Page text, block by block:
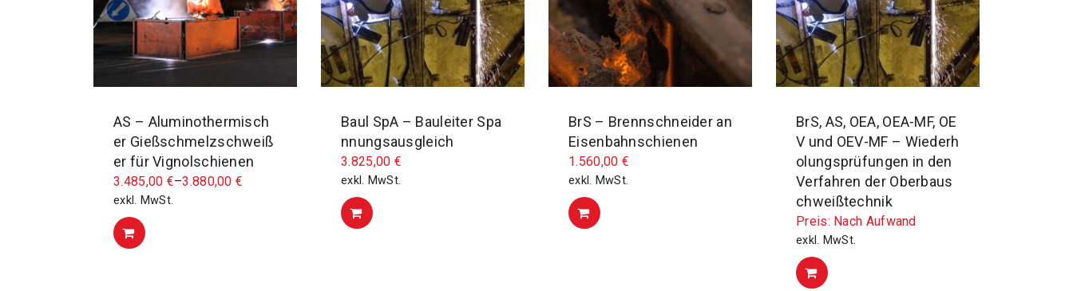
AS – Aluminothermisch
er Gießschmelzschweiß
er für Vignolschienen
3.485,00 €–3.880,00€
exkl. MwSt.
Baul SpA – Bauleiter Spa
nnungsausgleich
3.825,00 €
exkl. MwSt.
BrS – Brennschneider an
Eisenbahnschienen
1.560,00 €
exkl. MwSt.
BrS, AS, OEA, OEA-MF, OE
V und OEV-MF – Wiederh
olungsprüfungen in den
Verfahren der Oberbaus
chweißtechnik
Preis: Nach Aufwand
exkl. MwSt.